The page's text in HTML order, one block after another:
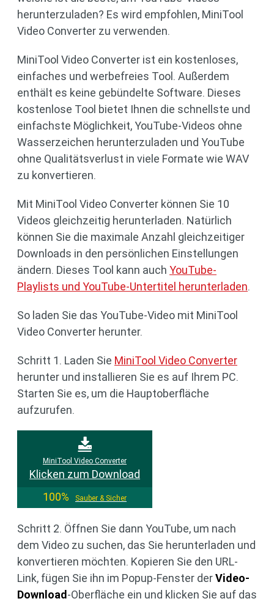
herunterzuladen? Es wird empfohlen, MiniTool
Video Converter zu verwenden.
MiniTool Video Converter ist ein kostenloses,
einfaches und werbefreies Tool. Außerdem
enthält es keine gebündelte Software. Dieses
kostenlose Tool bietet Ihnen die schnellste und
einfachste Möglichkeit, YouTube-Videos ohne
Wasserzeichen herunterzuladen und YouTube
ohne Qualitätsverlust in viele Formate wie WAV
zu konvertieren.
Mit MiniTool Video Converter können Sie 10
Videos gleichzeitig herunterladen. Natürlich
können Sie die maximale Anzahl gleichzeitiger
Downloads in den persönlichen Einstellungen
ändern. Dieses Tool kann auch YouTube-
Playlists und YouTube-Untertitel herunterladen.
So laden Sie das YouTube-Video mit MiniTool
Video Converter herunter.
Schritt 1. Laden Sie MiniTool Video Converter
herunter und installieren Sie es auf Ihrem PC.
Starten Sie es, um die Hauptoberfläche
aufzurufen.
MiniTool Video Converter
Klicken zum Download
100%
Sauber & Sicher
Schritt 2. Öffnen Sie dann YouTube, um nach
dem Video zu suchen, das Sie herunterladen und
konvertieren möchten. Kopieren Sie den URL-
Link, fügen Sie ihn im Popup-Fenster derVideo-
Download -Oberfläche ein und klicken Sie auf das